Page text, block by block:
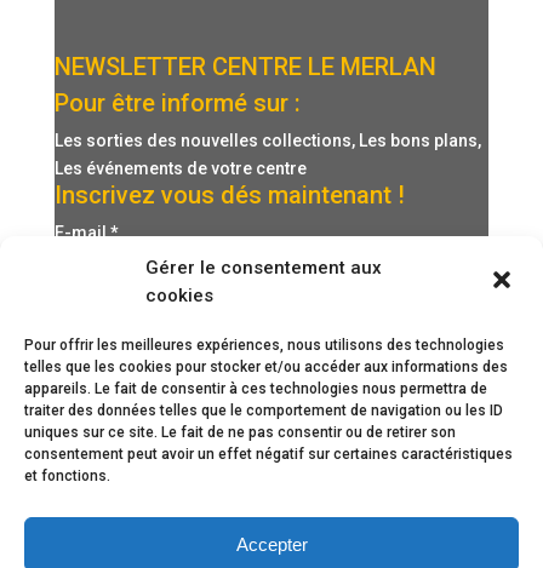
Gérer le consentement aux
cookies
Pour offrir les meilleures expériences, nous utilisons des technologies
telles que les cookies pour stocker et/ou accéder aux informations des
appareils. Le fait de consentir à ces technologies nous permettra de
traiter des données telles que le comportement de navigation ou les ID
uniques sur ce site. Le fait de ne pas consentir ou de retirer son
consentement peut avoir un effet négatif sur certaines caractéristiques
et fonctions.
Accepter
NEWSLETTER CENTRE LE MERLAN
Pour être informé sur :
Les sorties des nouvelles collections, Les bons plans,
Les événements de votre centre
Inscrivez vous dés maintenant !
E-mail*